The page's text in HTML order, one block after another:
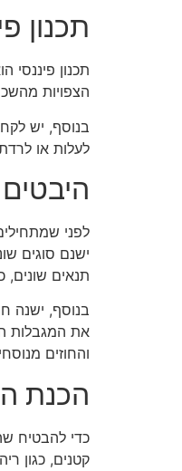
תכנון
תכנון
הצפויות
בנוסף, יש
לעלות או
לפני
ישנם סוגים
תנאים שונים,
בנוסף, ישנה
את המגבלות
והחוזים
הכנת
כדי להבטיח
קטנים, כגון